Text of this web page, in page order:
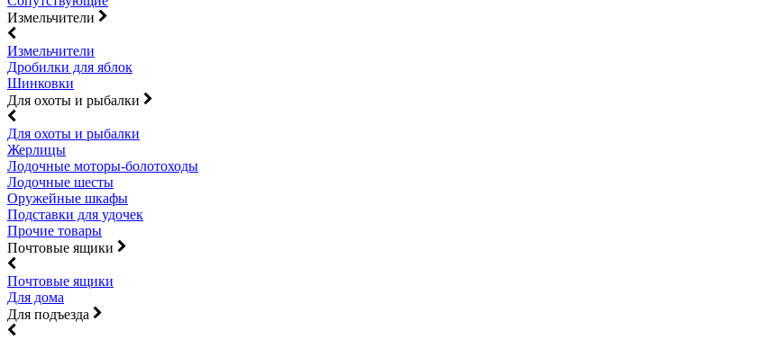
Измельчители
Измельчители
Дробилки для яблок
Шинковки
Для охоты и рыбалки
Для охоты и рыбалки
Жерлицы
Лодочные моторы-болотоходы
Лодочные шесты
Оружейные шкафы
Подставки для удочек
Прочие товары
Почтовые ящики
Почтовые ящики
Для дома
Для подъезда